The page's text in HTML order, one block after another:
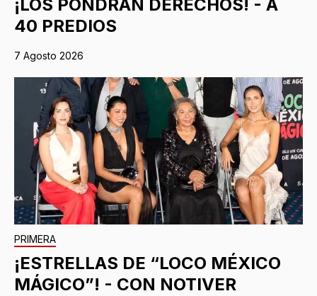
¡LOS PONDRÁN DERECHOS! - A
40 PREDIOS
7 Agosto 2026
PRIMERA
¡ESTRELLAS DE “LOCO MÉXICO
MÁGICO”! - CON NOTIVER